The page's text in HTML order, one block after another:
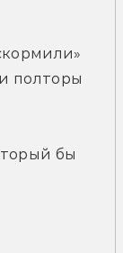
полторы
бы